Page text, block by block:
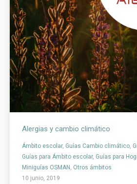
Alergias y cambio climático
Ámbito escolar, Guías Cambio climático,
Guías para Ámbito escolar, Guías para
Miniguías OSMAN , Otros ámbitos
10 junio, 2019